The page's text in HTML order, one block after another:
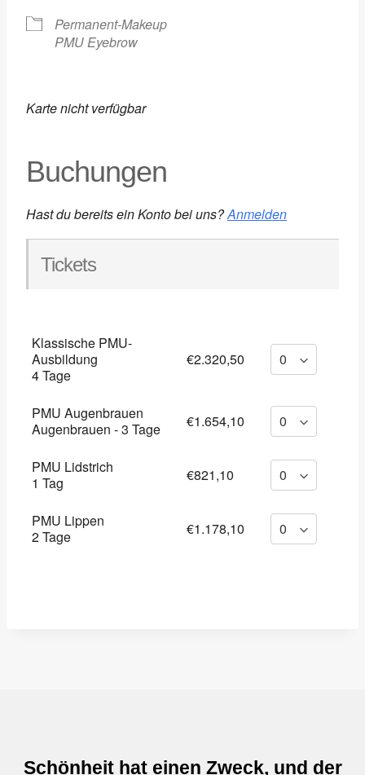
Permanent-Makeup
PMU Eyebrow
Karte nicht verfügbar
Buchungen
Hast du bereits ein Konto bei uns?Anmelden
Tickets
Klassische PMU-
Ausbildung
4 Tage
€2.320,50
PMU Augenbrauen
Augenbrauen - 3 Tage
€1.654,10
PMU Lidstrich
1 Tag
€821,10
PMU Lippen
2 Tage
€1.178,10
Schönheit hat einen Zweck, und der